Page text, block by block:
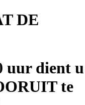
DE
uur dient u
te